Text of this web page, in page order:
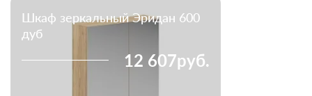
Шкаф зеркальный Эридан 600
дуб
12 607руб.